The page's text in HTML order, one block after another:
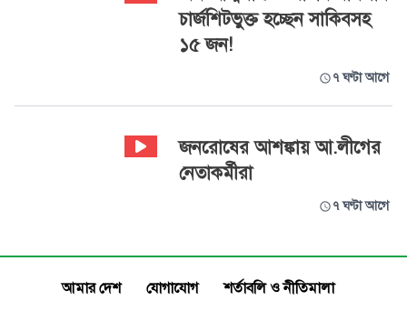
চার্জশিটভুক্ত হচ্ছেন সাকিবসহ
১৫ জন!
৭ ঘণ্টা আগে
জনরোষের আশঙ্কায় আ.লীগের
নেতাকর্মীরা
৭ ঘণ্টা আগে
আমার দেশ যোগাযোগ
শর্তাবলি ও নীতিমালা